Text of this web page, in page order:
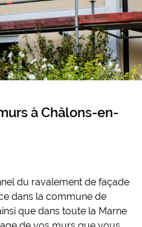
à Châlons-en-
du ravalement de façade
dans la commune de
que dans toute la Marne